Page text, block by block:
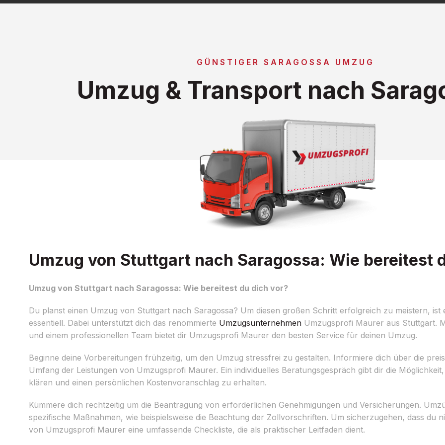
GÜNSTIGER SARAGOSSA UMZUG
Umzug & Transport nach
Umzug von Stuttgart nach Saragossa: Wie bereitest
Umzug von Stuttgart nach Saragossa: Wie bereitest du dich vor?
Du planst einen Umzug von Stuttgart nach Saragossa? Um diesen großen Schritt erfolgreich zu meistern, ist
essentiell. Dabei unterstützt dich das renommierte Umzugsunternehmen Umzugsprofi Maurer aus Stuttgart.
und einem professionellen Team bietet dir Umzugsprofi Maurer den besten Service für deinen Umzug.
Beginne deine Vorbereitungen frühzeitig, um den Umzug stressfrei zu gestalten. Informiere dich über die
Umfang der Leistungen von Umzugsprofi Maurer. Ein individuelles Beratungsgespräch gibt dir die
klären und einen persönlichen Kostenvoranschlag zu erhalten.
Kümmere dich rechtzeitig um die Beantragung von erforderlichen Genehmigungen und Versicherungen.
spezifische Maßnahmen, wie beispielsweise die Beachtung der Zollvorschriften. Um sicherzugehen, dass du
von Umzugsprofi Maurer eine umfassende Checkliste, die als praktischer Leitfaden dient.